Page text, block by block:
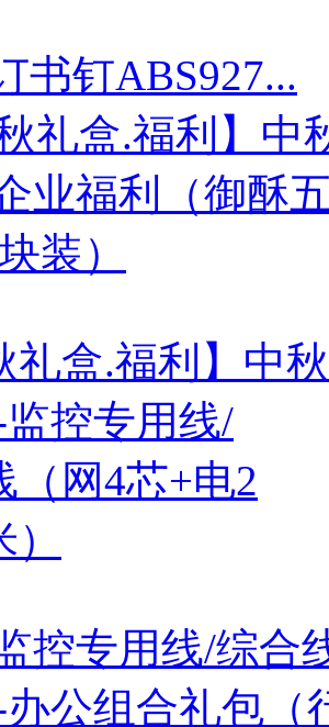
书钉ABS927...
礼盒.福利】中
控专用线/综合